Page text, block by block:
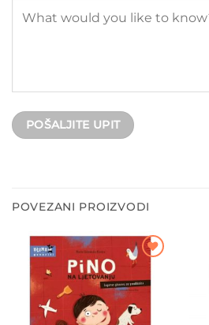
POVEZANI PROIZVODI
Dodajte
na listu
želja